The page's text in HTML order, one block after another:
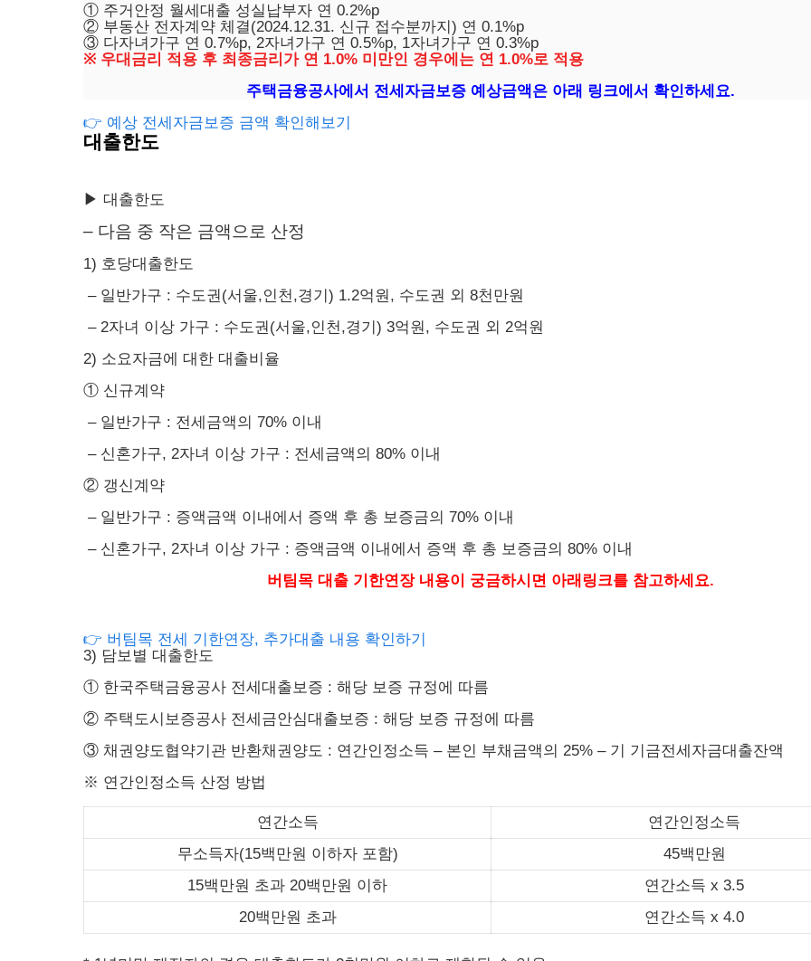
① 주거안정 월세대출 성실납부자 연 0.2%p
② 부동산 전자계약 체결(2024.12.31. 신규 접수분까지) 연 0.1%p
③ 다자녀가구 연 0.7%p, 2자녀가구 연 0.5%p, 1자녀가구 연 0.3%p
※ 우대금리 적용 후 최종금리가 연 1.0% 미만인 경우에는 연 1.0%로 적용
주택금융공사에서 전세자금보증 예상금액은 아래 링크에서 확인하세요.
👉 예상 전세자금보증 금액 확인해보기
대출한도
▶ 대출한도
– 다음 중 작은 금액으로 산정
1) 호당대출한도
– 일반가구 : 수도권(서울,인천,경기) 1.2억원, 수도권 외 8천만원
– 2자녀 이상 가구 : 수도권(서울,인천,경기) 3억원, 수도권 외 2억원
2) 소요자금에 대한 대출비율
① 신규계약
– 일반가구 : 전세금액의 70% 이내
– 신혼가구, 2자녀 이상 가구 : 전세금액의 80% 이내
② 갱신계약
– 일반가구 : 증액금액 이내에서 증액 후 총 보증금의 70% 이내
– 신혼가구, 2자녀 이상 가구 : 증액금액 이내에서 증액 후 총 보증금의 80% 이내
버팀목 대출 기한연장 내용이 궁금하시면 아래링크를 참고하세요.
👉 버팀목 전세 기한연장, 추가대출 내용 확인하기
3) 담보별 대출한도
① 한국주택금융공사 전세대출보증 : 해당 보증 규정에 따름
② 주택도시보증공사 전세금안심대출보증 : 해당 보증 규정에 따름
③ 채권양도협약기관 반환채권양도 : 연간인정소득 – 본인 부채금액의 25% – 기 기금전세자금대출잔액
※ 연간인정소득 산정 방법
연간소득
연간인정소득
무소득자(15백만원 이하자 포함)
45백만원
15백만원 초과 20백만원 이하
연간소득 x 3.5
20백만원 초과
연간소득 x 4.0